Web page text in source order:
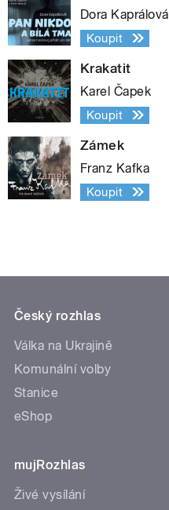
Dora Kaprálová
Koupit
Krakatit
Karel Čapek
Koupit
Zámek
Franz Kafka
Koupit
Český rozhlas
Válka na Ukrajině
Komunální volby
Stanice
eShop
mujRozhlas
Živé vysílání